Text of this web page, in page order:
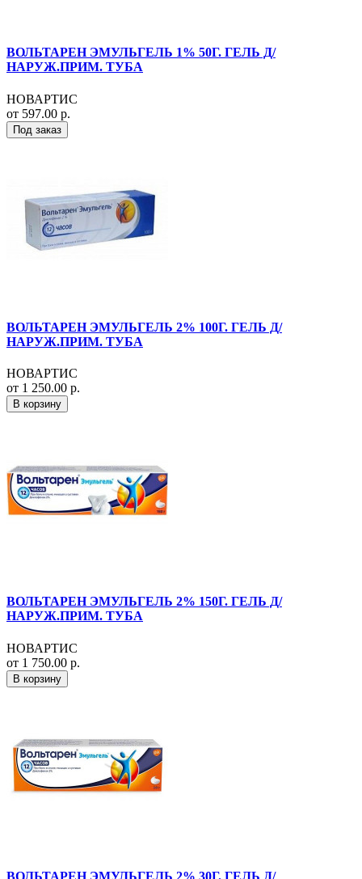
ВОЛЬТАРЕН ЭМУЛЬГЕЛЬ 1% 50Г. ГЕЛЬ Д/
НАРУЖ.ПРИМ. ТУБА
НОВАРТИС
от 597.00 р.
Под заказ
ВОЛЬТАРЕН ЭМУЛЬГЕЛЬ 2% 100Г. ГЕЛЬ Д/
НАРУЖ.ПРИМ. ТУБА
НОВАРТИС
от 1 250.00 р.
В корзину
ВОЛЬТАРЕН ЭМУЛЬГЕЛЬ 2% 150Г. ГЕЛЬ Д/
НАРУЖ.ПРИМ. ТУБА
НОВАРТИС
от 1 750.00 р.
В корзину
ВОЛЬТАРЕН ЭМУЛЬГЕЛЬ 2% 30Г. ГЕЛЬ Д/